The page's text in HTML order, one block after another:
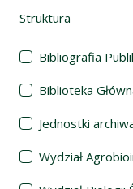
Struktura
Bibliografia
Biblioteka
Jednostki
Wydział